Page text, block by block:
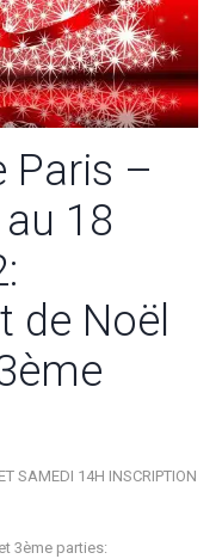
Paris –
18
de Noël
SAMEDI 14H INSCRIPTION
3ème parties: